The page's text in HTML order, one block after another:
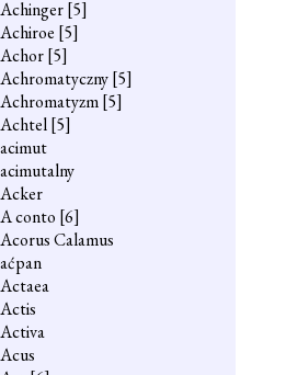
Achinger[5]
Achiroe [5]
Achor[5]
Achromatyczny[5]
Achromatyzm[5]
Achtel[5]
acimut
acimutalny
Acker
A conto [6]
Acorus Calamus
aćpan
Actaea
Actis
Activa
Acus